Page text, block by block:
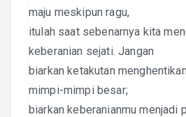
maju meskipun ragu,
itulah saat sebenarnya kita
keberanian sejati. Jangan
biarkan ketakutan
mimpi-mimpi besar;
biarkan keberanianmu menjadi